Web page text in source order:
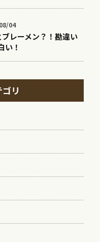
04
ブレーメン？！勘違い
い！
リ